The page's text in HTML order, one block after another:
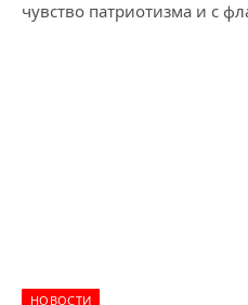
чувство патриотизма и с
НОВОСТИ